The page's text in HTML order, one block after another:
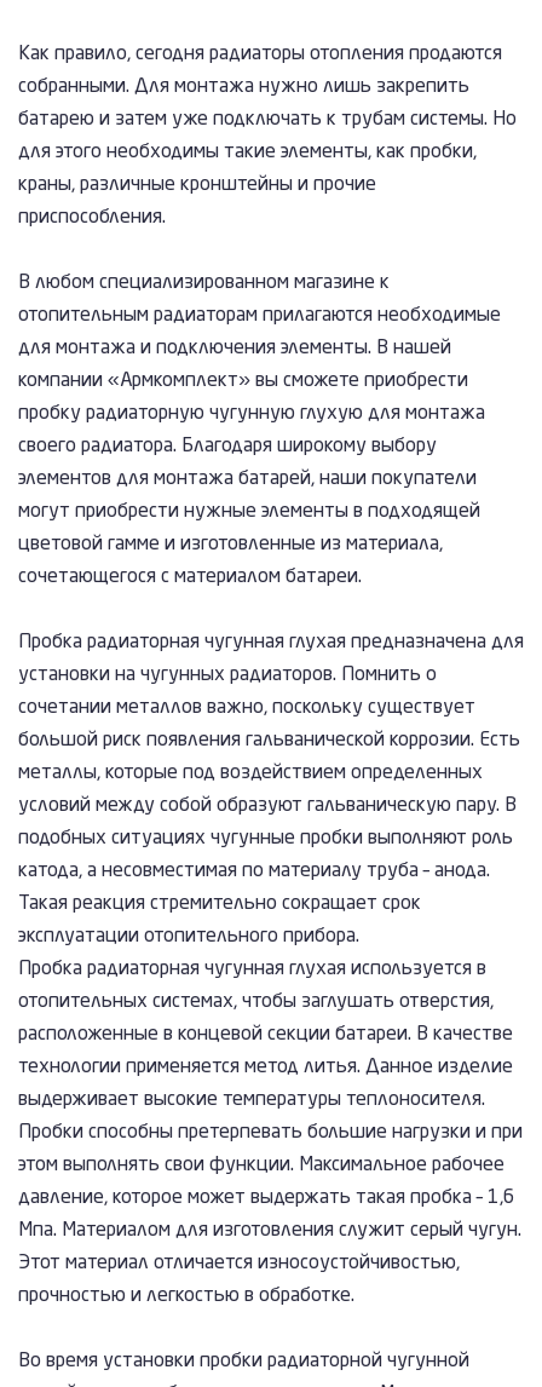
Как правило, сегодня радиаторы отопления продаются
собранными. Для монтажа нужно лишь закрепить
батарею и затем уже подключать к трубам системы. Но
для этого необходимы такие элементы, как пробки,
краны, различные кронштейны и прочие
приспособления.
В любом специализированном магазине к
отопительным радиаторам прилагаются необходимые
для монтажа и подключения элементы. В нашей
компании «Армкомплект» вы сможете приобрести
пробку радиаторную чугунную глухую для монтажа
своего радиатора. Благодаря широкому выбору
элементов для монтажа батарей, наши покупатели
могут приобрести нужные элементы в подходящей
цветовой гамме и изготовленные из материала,
сочетающегося с материалом батареи.
Пробка радиаторная чугунная глухая предназначена для
установки на чугунных радиаторов. Помнить о
сочетании металлов важно, поскольку существует
большой риск появления гальванической коррозии. Есть
металлы, которые под воздействием определенных
условий между собой образуют гальваническую пару. В
подобных ситуациях чугунные пробки выполняют роль
катода, а несовместимая по материалу труба – анода.
Такая реакция стремительно сокращает срок
эксплуатации отопительного прибора.
Пробка радиаторная чугунная глухая используется в
отопительных системах, чтобы заглушать отверстия,
расположенные в концевой секции батареи. В качестве
технологии применяется метод литья. Данное изделие
выдерживает высокие температуры теплоносителя.
Пробки способны претерпевать большие нагрузки и при
этом выполнять свои функции. Максимальное рабочее
давление, которое может выдержать такая пробка – 1,6
Мпа. Материалом для изготовления служит серый чугун.
Этот материал отличается износоустойчивостью,
прочностью и легкостью в обработке.
Во время установки пробки радиаторной чугунной